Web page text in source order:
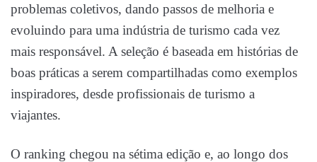
problemas coletivos, dando passos de melhoria e
evoluindo para uma indústria de turismo cada vez
mais responsável. A seleção é baseada em histórias de
boas práticas a serem compartilhadas como exemplos
inspiradores, desde profissionais de turismo a
viajantes.
O ranking chegou na sétima edição e, ao longo dos